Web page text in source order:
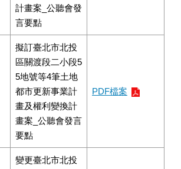
計畫案_公聽會發
言要點
擬訂臺北市北投
區關渡段二小段5
5地號等4筆土地
都市更新事業計
畫及權利變換計
畫案_公聽會發言
要點
PDF檔案
變更臺北市北投